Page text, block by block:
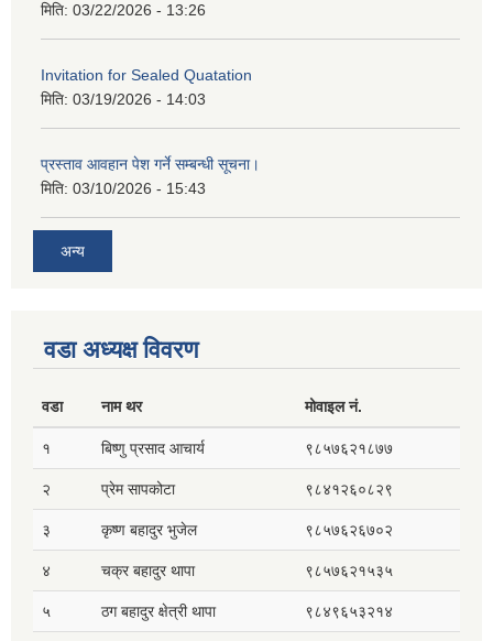
मिति: 03/22/2026 - 13:26
Invitation for Sealed Quatation
मिति: 03/19/2026 - 14:03
प्रस्ताव आवहान पेश गर्ने सम्बन्धी सूचना।
मिति: 03/10/2026 - 15:43
अन्य
वडा अध्यक्ष विवरण
वडा नाम थर मोवाइल नं.
१ बिष्णु प्रसाद आचार्य ९८५७६२१८७७
२ प्रेम सापकोटा ९८४१२६०८२९
३ कृष्ण बहादुर भुजेल ९८५७६२६७०२
४ चक्र बहादुर थापा ९८५७६२१५३५
५ ठग बहादुर क्षेत्री थापा ९८४९६५३२१४